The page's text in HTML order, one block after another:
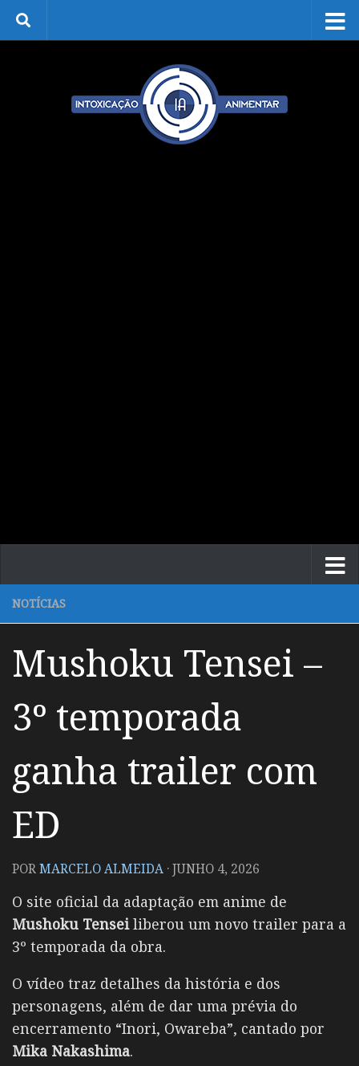
Skip to content
NOTÍCIAS
Mushoku Tensei –
3º temporada
ganha trailer com
ED
PORMARCELO ALMEIDA ·JUNHO 4, 2026
O site oficial da adaptação em anime de
Mushoku Tenseiliberou um novo trailer para a
3º temporada da obra.
O vídeo traz detalhes da história e dos
personagens, além de dar uma prévia do
encerramento “Inori, Owareba”, cantado por
Mika Nakashima.